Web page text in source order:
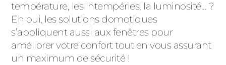
température, les intempéries, la luminosité... ?
Eh oui, les solutions domotiques
s’appliquent aussi aux fenêtres pour
améliorer votre confort tout en vous assurant
un maximum de sécurité !